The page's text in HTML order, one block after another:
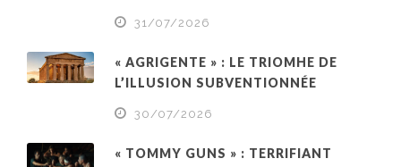
31/07/2026
« AGRIGENTE » : LE TRIOMHE DE
L’ILLUSION SUBVENTIONNÉE
30/07/2026
« TOMMY GUNS » : TERRIFIANT